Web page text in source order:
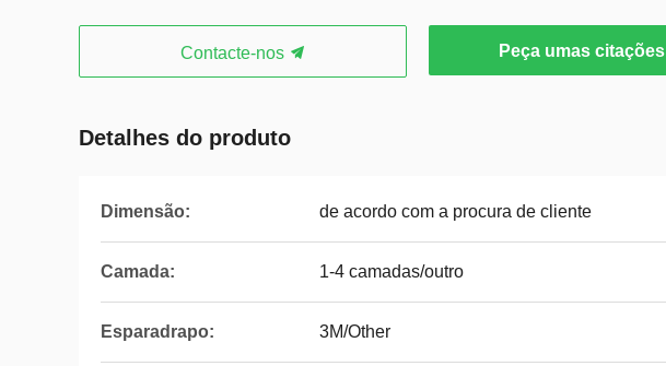
Contacte-nos Peça umas citações
Detalhes do produto
Dimensão: de acordo com a procura de cliente
Camada: 1-4 camadas/outro
Esparadrapo: 3M/Other